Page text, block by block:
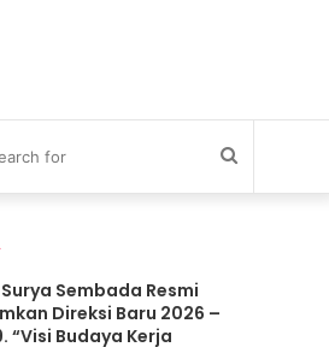
Search
Surya Sembada Resmi
Direksi Baru 2026 –
“Visi Budaya Kerja